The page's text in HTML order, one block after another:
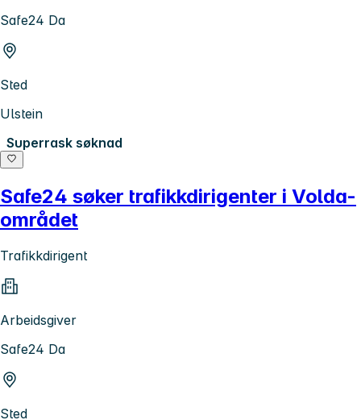
Safe24 Da
Sted
Ulstein
Superrask søknad
Safe24 søker trafikkdirigenter i Volda-
området
Trafikkdirigent
Arbeidsgiver
Safe24 Da
Sted